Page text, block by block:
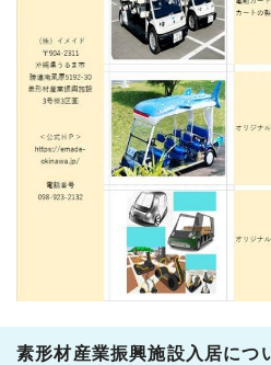
素形材産業振興施設入居につ